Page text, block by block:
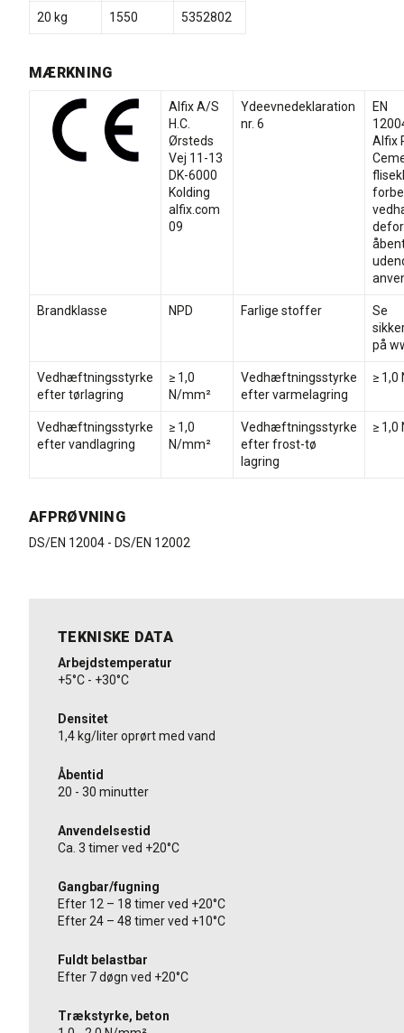
20 kg 1550 5352802
MÆRKNING
Alfix A/S
H.C.
Ørsteds
Vej 11-13
DK-6000
Kolding
alfix.com
09
Ydeevnedeklaration
nr. 6
EN
Alfix
Brandklasse NPD Farlige stoffer
Se
på
Vedhæftningsstyrke
efter tørlagring
≥ 1,0
N/mm²
Vedhæftningsstyrke
efter varmelagring
≥ 1,0
Vedhæftningsstyrke
efter vandlagring
≥ 1,0
N/mm²
Vedhæftningsstyrke
efter frost-tø
lagring
≥ 1,0
AFPRØVNING
DS/EN 12004 - DS/EN 12002
TEKNISKE DATA
Arbejdstemperatur
+5°C - +30°C
Densitet
1,4 kg/liter oprørt med vand
Åbentid
20 - 30 minutter
Anvendelsestid
Ca. 3 timer ved +20°C
Gangbar/fugning
Efter 12 – 18 timer ved +20°C
Efter 24 – 48 timer ved +10°C
Fuldt belastbar
Efter 7 døgn ved +20°C
Trækstyrke, beton